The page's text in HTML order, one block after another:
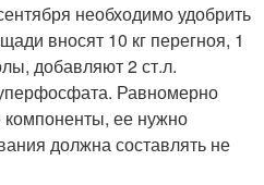
необходимо удобрить
вносят 10 кг перегноя, 1
добавляют 2 ст.л.
Равномерно
компоненты, ее нужно
должна составлять не